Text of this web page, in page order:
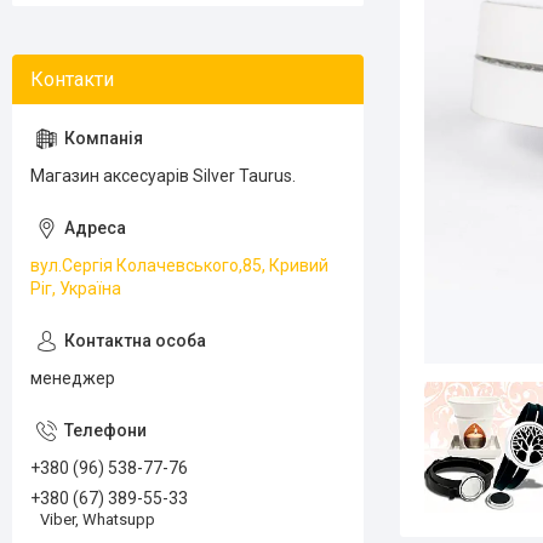
Магазин аксесуарів Silver Taurus.
вул.Сергія Колачевського,85, Кривий
Ріг, Україна
менеджер
+380 (96) 538-77-76
+380 (67) 389-55-33
Viber, Whatsupp